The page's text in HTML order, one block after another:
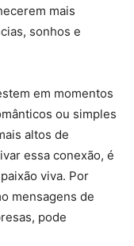
mais
sonhos e
em momentos
ou simples
altos de
essa conexão, é
viva. Por
mensagens de
pode